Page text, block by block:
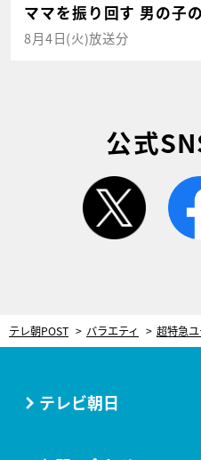
ママを振り回す 男の子
8月4日(火)放送分
公式
twitter
テレ朝POST バラエティ
テレビ朝日